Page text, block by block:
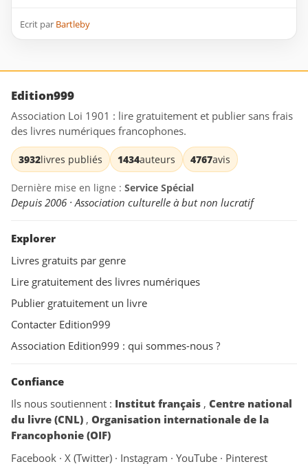
Ecrit par Bartleby
Edition999
Association Loi 1901 : lire gratuitement et publier sans frais
des livres numériques francophones.
3932livres publiés 1434auteurs 4767avis
Dernière mise en ligne : Service Spécial
Depuis 2006 · Association culturelle à but non lucratif
Explorer
Livres gratuits par genre
Lire gratuitement des livres numériques
Publier gratuitement un livre
Contacter Edition999
Association Edition999 : qui sommes-nous ?
Confiance
Ils nous soutiennent : Institut français , Centre national
du livre (CNL) , Organisation internationale de la
Francophonie (OIF)
Facebook · X (Twitter) · Instagram · YouTube · Pinterest